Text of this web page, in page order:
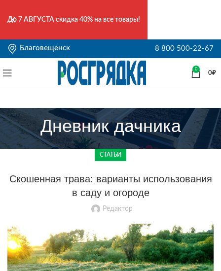
Благовещенск 8 800 500-22-67
0
0₽
Дневник дачника
СТАТЬИ
Скошенная трава: варианты использования
в саду и огороде
Редактор
До 7 АВГУСТА скидка 40% на все товары!